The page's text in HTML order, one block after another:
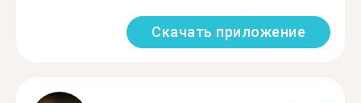
Скачать приложение